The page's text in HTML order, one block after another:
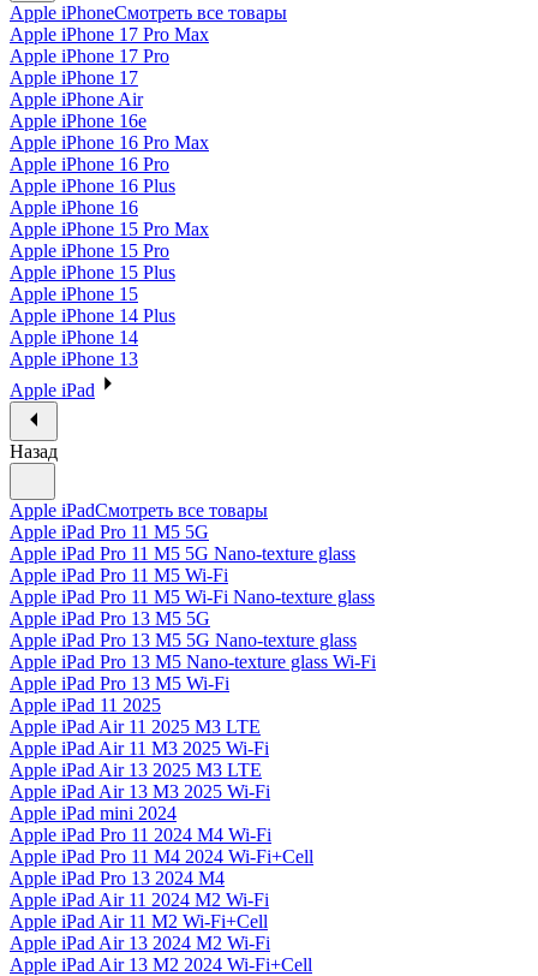
Apple iPhoneСмотреть все товары
Apple iPhone 17 Pro Max
Apple iPhone 17 Pro
Apple iPhone 17
Apple iPhone Air
Apple iPhone 16e
Apple iPhone 16 Pro Max
Apple iPhone 16 Pro
Apple iPhone 16 Plus
Apple iPhone 16
Apple iPhone 15 Pro Max
Apple iPhone 15 Pro
Apple iPhone 15 Plus
Apple iPhone 15
Apple iPhone 14 Plus
Apple iPhone 14
Apple iPhone 13
Apple iPad
Назад
Apple iPadСмотреть все товары
Apple iPad Pro 11 M5 5G
Apple iPad Pro 11 M5 5G Nano-texture glass
Apple iPad Pro 11 M5 Wi-Fi
Apple iPad Pro 11 M5 Wi-Fi Nano-texture glass
Apple iPad Pro 13 M5 5G
Apple iPad Pro 13 M5 5G Nano-texture glass
Apple iPad Pro 13 M5 Nano-texture glass Wi-Fi
Apple iPad Pro 13 M5 Wi-Fi
Apple iPad 11 2025
Apple iPad Air 11 2025 M3 LTE
Apple iPad Air 11 M3 2025 Wi-Fi
Apple iPad Air 13 2025 M3 LTE
Apple iPad Air 13 M3 2025 Wi-Fi
Apple iPad mini 2024
Apple iPad Pro 11 2024 M4 Wi-Fi
Apple iPad Pro 11 M4 2024 Wi-Fi+Cell
Apple iPad Pro 13 2024 M4
Apple iPad Air 11 2024 M2 Wi-Fi
Apple iPad Air 11 M2 Wi-Fi+Cell
Apple iPad Air 13 2024 M2 Wi-Fi
Apple iPad Air 13 M2 2024 Wi-Fi+Cell